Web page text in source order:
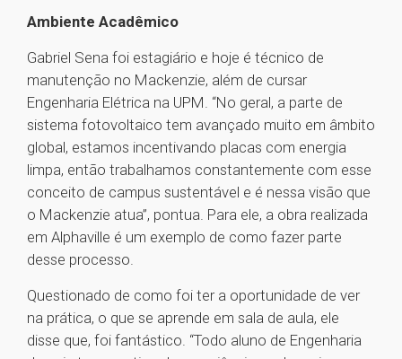
Ambiente Acadêmico
Gabriel Sena foi estagiário e hoje é técnico de
manutenção no Mackenzie, além de cursar
Engenharia Elétrica na UPM. “No geral, a parte de
sistema fotovoltaico tem avançado muito em âmbito
global, estamos incentivando placas com energia
limpa, então trabalhamos constantemente com esse
conceito de campus sustentável e é nessa visão que
o Mackenzie atua”, pontua. Para ele, a obra realizada
em Alphaville é um exemplo de como fazer parte
desse processo.
Questionado de como foi ter a oportunidade de ver
na prática, o que se aprende em sala de aula, ele
disse que, foi fantástico. “Todo aluno de Engenharia